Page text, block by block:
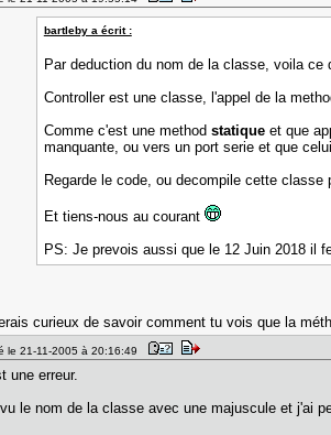
bartleby a écrit :
Par deduction du nom de la classe, voila
Controller est une classe, l'appel de la
Comme c'est une method statiqueet que
manquante, ou vers un port serie et que
Regarde le code, ou decompile cette
Et tiens-nous au courant
PS: Je prevois aussi que le 12 Juin 2018 il
curieux de savoir comment tu vois que la
le 21-11-2005 à 20:16:49
une erreur.
le nom de la classe avec une majuscule et j'ai